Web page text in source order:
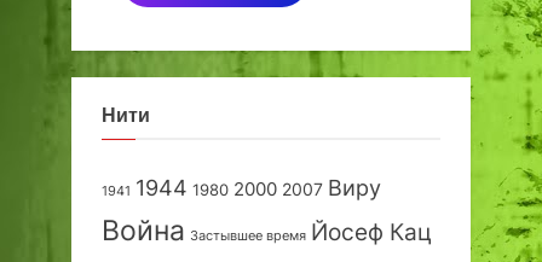
Нити
1941 1944 1980 2000 2007 Виру
Война Застывшее время Йосеф Кац